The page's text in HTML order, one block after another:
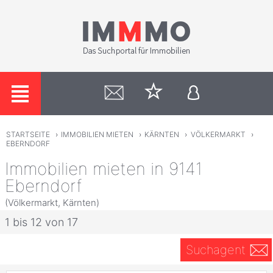
STARTSEITE › IMMOBILIEN MIETEN › KÄRNTEN › VÖLKERMARKT
›
EBERNDORF
Immobilien mieten in 9141
Eberndorf
(Völkermarkt, Kärnten)
1 bis 12 von 17
Suchagent